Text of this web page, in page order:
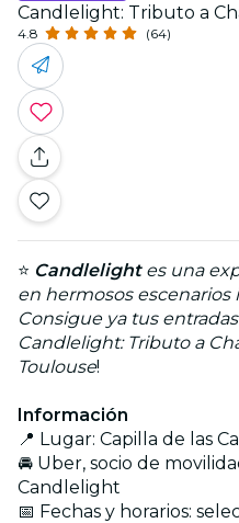
Candlelight: Tributo a
4.8 (64)
⭐ Candlelightes una
en hermosos escenarios
Consigue ya tus
Candlelight: Tributo a
Toulouse!
Información
📍 Lugar: Capilla de las
🚘 Uber, socio de
Candlelight
📅 Fechas y horarios: